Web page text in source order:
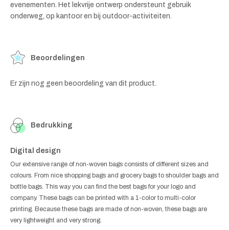
evenementen. Het lekvrije ontwerp ondersteunt gebruik
onderweg, op kantoor en bij outdoor-activiteiten.
Beoordelingen
Er zijn nog geen beoordeling van dit product.
Bedrukking
Digital design
Our extensive range of non-woven bags consists of different sizes and
colours. From nice shopping bags and grocery bags to shoulder bags and
bottle bags. This way you can find the best bags for your logo and
company. These bags can be printed with a 1-color to multi-color
printing. Because these bags are made of non-woven, these bags are
very lightweight and very strong.